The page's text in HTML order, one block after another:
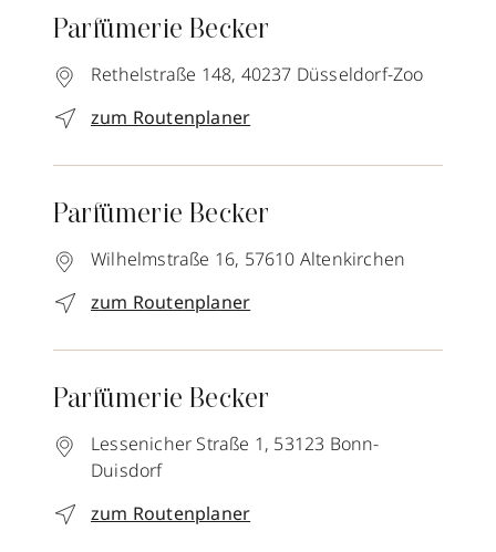
Parfümerie Becker
Rethelstraße 148, 40237 Düsseldorf-Zoo
zum Routenplaner
Parfümerie Becker
Wilhelmstraße 16, 57610 Altenkirchen
zum Routenplaner
Parfümerie Becker
Lessenicher Straße 1, 53123 Bonn-
Duisdorf
zum Routenplaner